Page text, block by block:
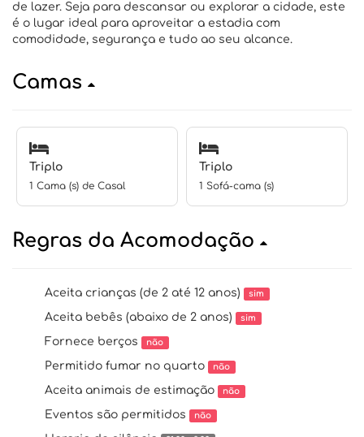
de lazer. Seja para descansar ou explorar a cidade, este
é o lugar ideal para aproveitar a estadia com
comodidade, segurança e tudo ao seu alcance.
Camas
Triplo
1 Cama (s) de Casal
Triplo
1 Sofá-cama (s)
Regras da Acomodação
Aceita crianças (de 2 até 12 anos) sim
Aceita bebês (abaixo de 2 anos) sim
Fornece berços não
Permitido fumar no quarto não
Aceita animais de estimação não
Eventos são permitidos não